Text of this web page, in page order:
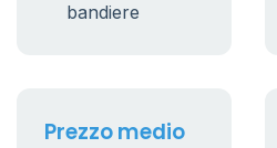
bandiere
Prezzo medio